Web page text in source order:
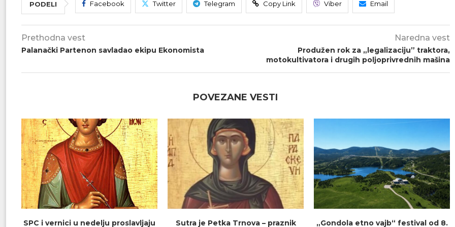
PODELI Facebook Twitter Telegram Copy Link Viber Email
Prethodna vest
Palanački Partenon savladao ekipu Ekonomista
Naredna vest
Produžen rok za „legalizaciju” traktora,
motokultivatora i drugih poljoprivrednih mašina
POVEZANE VESTI
SPC i vernici u nedelju proslavljaju Sutra je Petka Trnova – praznik „Gondola etno vajb“ festival od 8.